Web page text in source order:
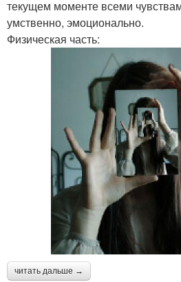
текущем моменте всеми
умственно, эмоционально.
Физическая часть:
читать дальше →